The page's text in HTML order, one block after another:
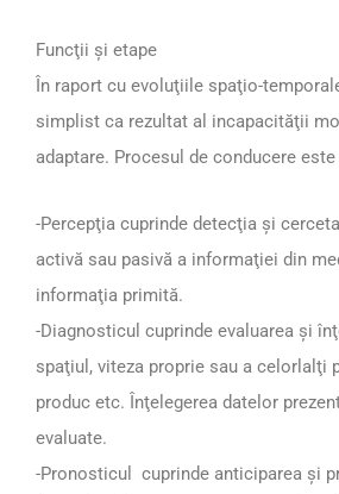
Funcţii şi etape
În raport cu evoluţiile spaţio-
simplist ca rezultat al incapacităţii
adaptare. Procesul de conducere
-Percepţia cuprinde detecţia şi
activă sau pasivă a informaţiei din
informaţia primită.
-Diagnosticul cuprinde evaluarea şi
spaţiul, viteza proprie sau a celorlalţi
produc etc. Înţelegerea datelor
evaluate.
-Pronosticul cuprinde anticiparea şi